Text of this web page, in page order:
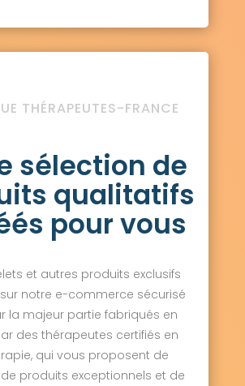
THÉRAPEUTES-FRANCE
sélection de
qualitatifs
pour vous
et autres produits exclusifs
notre e-commerce sécurisé
la majeur partie fabriqués en
des thérapeutes certifiés en
qui vous proposent de
produits exceptionnels et de